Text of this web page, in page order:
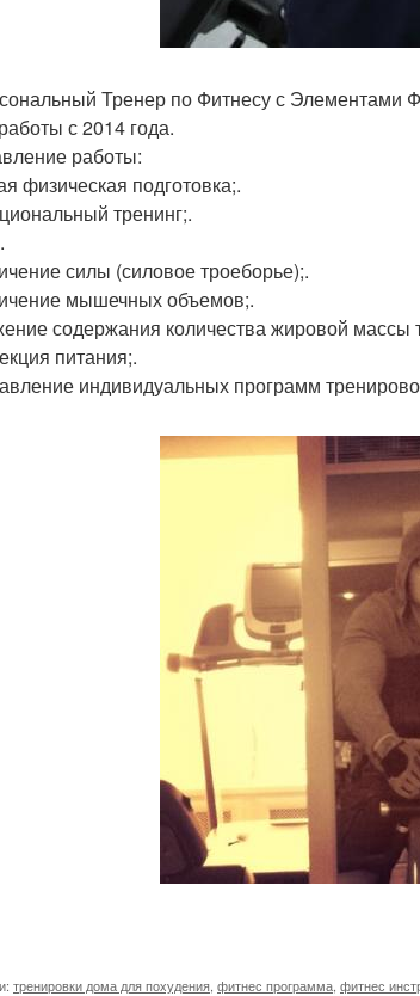
Тренер по Фитнесу с Элементами
с 2014 года.
работы:
физическая подготовка;.
тренинг;.
силы (силовое троеборье);.
мышечных объемов;.
содержания количества жировой массы
питания;.
индивидуальных программ
тренировки дома для похудения фитнес программа фитнес